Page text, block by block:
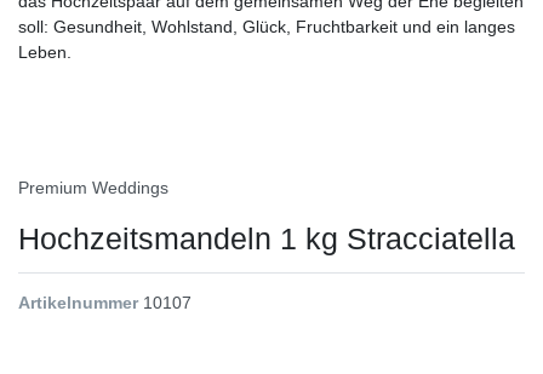
soll: Gesundheit, Wohlstand, Glück, Fruchtbarkeit und ein langes
Leben.
Premium Weddings
Hochzeitsmandeln 1 kg Stracciatella
Artikelnummer 10107